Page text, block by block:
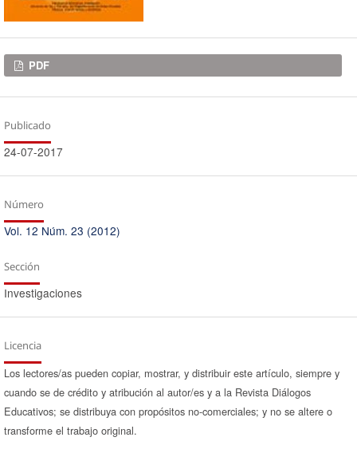
Descargas
PDF
Publicado
24-07-2017
Número
Vol. 12 Núm. 23 (2012)
Sección
Investigaciones
Licencia
Los lectores/as pueden copiar, mostrar, y distribuir este artículo, siempre y
cuando se de crédito y atribución al autor/es y a la Revista Diálogos
Educativos; se distribuya con propósitos no-comerciales; y no se altere o
transforme el trabajo original.